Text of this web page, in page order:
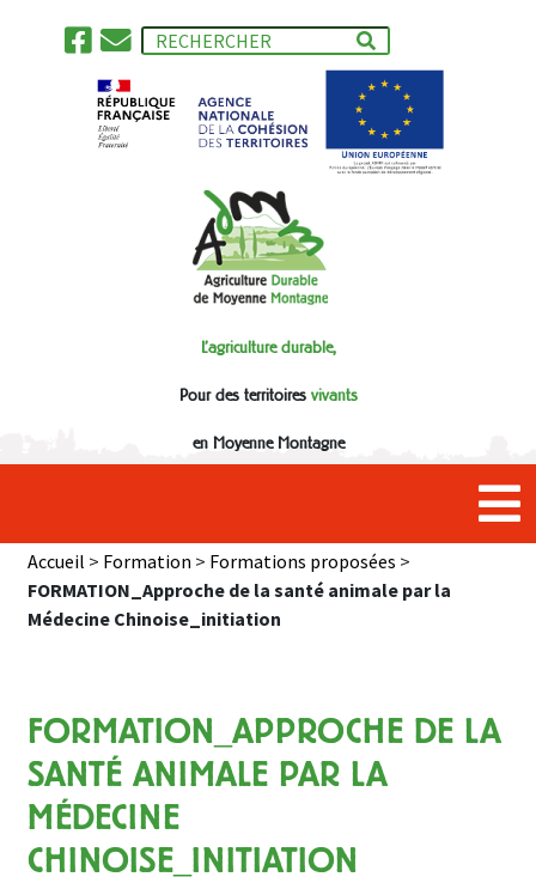
L'agriculture durable,
Pour des territoires vivants
en Moyenne Montagne
Accueil > Formation > Formations proposées >
FORMATION_Approche de la santé animale par la
Médecine Chinoise_initiation
FORMATION_APPROCHE DE LA
SANTÉ ANIMALE PAR LA
MÉDECINE
CHINOISE_INITIATION